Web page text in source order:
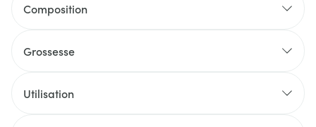
Composition
Grossesse
Utilisation